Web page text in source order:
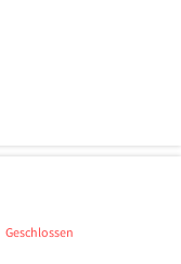
Geschlossen